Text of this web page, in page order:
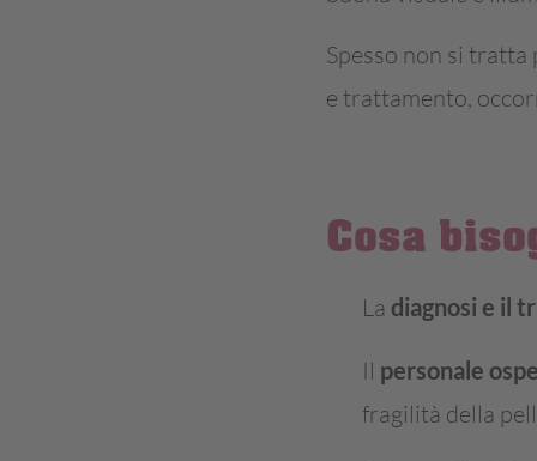
Spesso non si tratta
e trattamento,
Cosa
La diagnosi e il
Il personale
fragilità della